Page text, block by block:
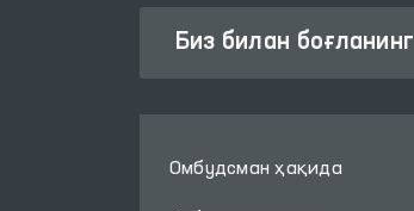
Биз билан боғланинг
Омбудсман ҳақида